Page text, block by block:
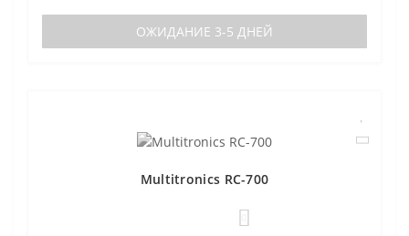
ОЖИДАНИЕ 3-5 ДНЕЙ
Multitronics RC-700